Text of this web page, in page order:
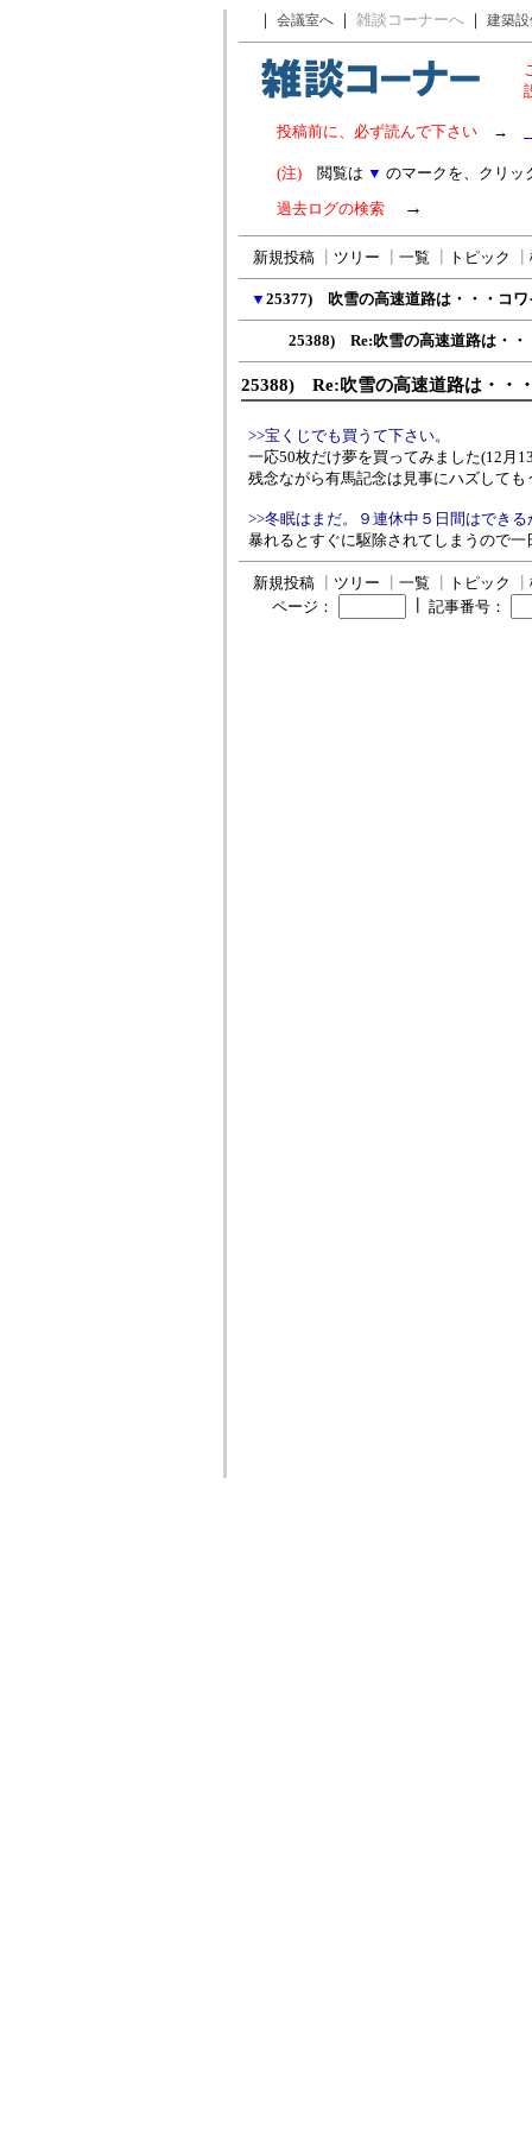
｜ 会議室へ ｜ 雑談コーナーへ ｜ 建築
投稿前に、必ず読んで下さい →
(注) 閲覧は ▼ のマークを、クリッ
過去ログの検索 →
新規投稿 ツリー 一覧 トピック
▼ 25377) 吹雪の高速道路は・・・コワ
25388) Re:吹雪の高速道路は・・
25388) Re:吹雪の高速道路は・・
>>宝くじでも買うて下さい。
一応50枚だけ夢を買ってみました(12月
残念ながら有馬記念は見事にハズしても
>>冬眠はまだ。９連休中５日間はできる
暴れるとすぐに駆除されてしまうので一
新規投稿 ツリー 一覧 トピック
ページ：
記事番号：